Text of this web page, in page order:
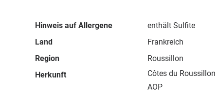
Hinweis auf Allergene
enthält Sulfite
Land
Frankreich
Region
Roussillon
Herkunft
Côtes du Roussillon
AOP